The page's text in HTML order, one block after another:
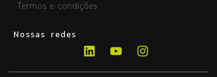
Termos e condições
Nossas redes